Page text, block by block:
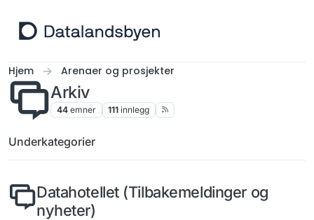
Hjem Arenaer og prosjekter
Arkiv
44 emner 111 innlegg
Underkategorier
Datahotellet (Tilbakemeldinger og
nyheter)